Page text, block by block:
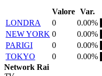
Valore Var.
LONDRA
0
0.00%
NEW YORK 0
0.00%
PARIGI
0
0.00%
TOKYO
0
0.00%
Network Rai